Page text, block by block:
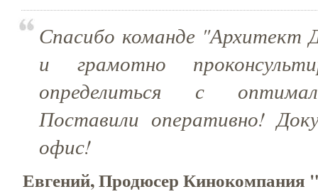
Спасибо команде "Архитект
и грамотно
определиться с
Поставили оперативно!
офис!
Евгений, Продюсер